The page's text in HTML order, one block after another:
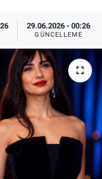
29.06.2026 - 00:26
GÜNCELLEME